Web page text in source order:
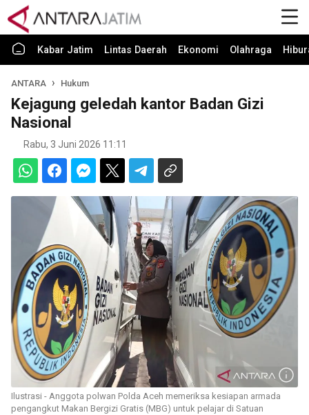
Kabar Jatim Lintas Daerah Ekonomi Olahraga
ANTARA Hukum
Kejagung geledah kantor Badan Gizi
Nasional
Rabu, 3 Juni 2026 11:11
Ilustrasi - Anggota polwan Polda Aceh memeriksa kesiapan armada
pengangkut Makan Bergizi Gratis (MBG) untuk pelajar di Satuan